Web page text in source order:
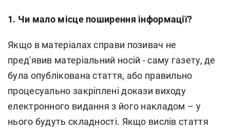
1. Чи мало місце поширення інформації?
Якщо в матеріалах справи позивач не
пред'явив матеріальний носій - саму газету, де
була опублікована стаття, або правильно
процесуально закріплені докази виходу
електронного видання з його накладом – у
нього будуть складності. Якщо вислів стаття